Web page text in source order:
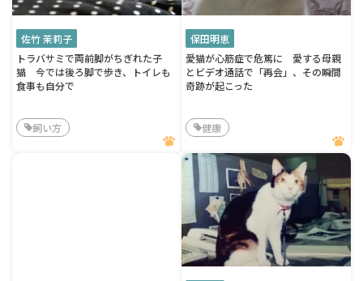
佐竹 茉莉子
トラバサミで両前脚がちぎれた子
猫 今では後ろ脚で歩き、トイレも
食事も自分で
飼い方
保田明恵
愛猫が心筋症で危篤に 愛する母親
とビデオ通話で「再会」、その瞬間
奇跡が起こった
健康